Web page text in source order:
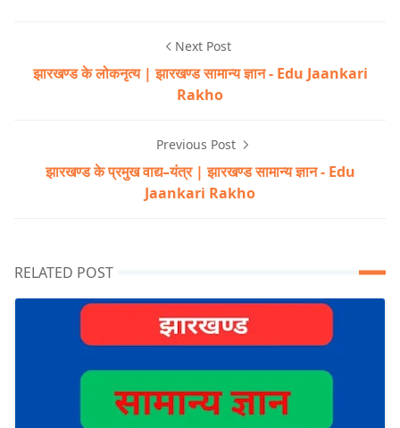
Next Post
झारखण्ड के लोकनृत्य | झारखण्ड सामान्य ज्ञान - Edu Jaankari
Rakho
Previous Post
झारखण्ड के प्रमुख वाद्य–यंत्र | झारखण्ड सामान्य ज्ञान - Edu
Jaankari Rakho
RELATED POST